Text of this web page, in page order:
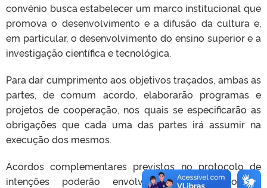
convênio busca estabelecer um marco institucional que
promova o desenvolvimento e a difusão da cultura e,
em particular, o desenvolvimento do ensino superior e a
investigação científica e tecnológica.
Para dar cumprimento aos objetivos traçados, ambas as
partes, de comum acordo, elaborarão programas e
projetos de cooperação, nos quais se especificarão as
obrigações que cada uma das partes irá assumir na
execução dos mesmos.
Acordos complementares previstos no protocolo de
intenções poderão envolver o intercâmbio de